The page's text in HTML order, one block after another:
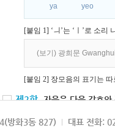
ya
yeo
[붙임 1] ‘ㅢ’는 ‘ㅣ’로 소리
(보기) 광희문
[붙임 2] 장모음의 표기는
제2항 자음은 다음 각호와
1. 파열음
방화3동 827) 대표 전화: